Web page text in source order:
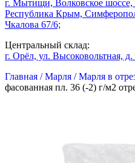
г. Мытищи, Волковское шоссе,
Республика Крым,
Чкалова 67/6;
Центральный склад:
г. Орёл, ул. Высоковольтная, д.
Главная /Марля /Марля в
фасованная пл. 36 (-2) г/м2